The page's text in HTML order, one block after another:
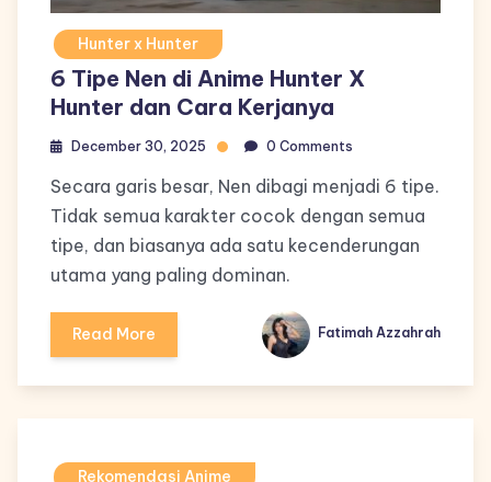
Hunter x Hunter
6 Tipe Nen di Anime Hunter X
Hunter dan Cara Kerjanya
December 30, 2025 0 Comments
Secara garis besar, Nen dibagi menjadi 6 tipe.
Tidak semua karakter cocok dengan semua
tipe, dan biasanya ada satu kecenderungan
utama yang paling dominan.
Read More Fatimah Azzahrah
Rekomendasi Anime